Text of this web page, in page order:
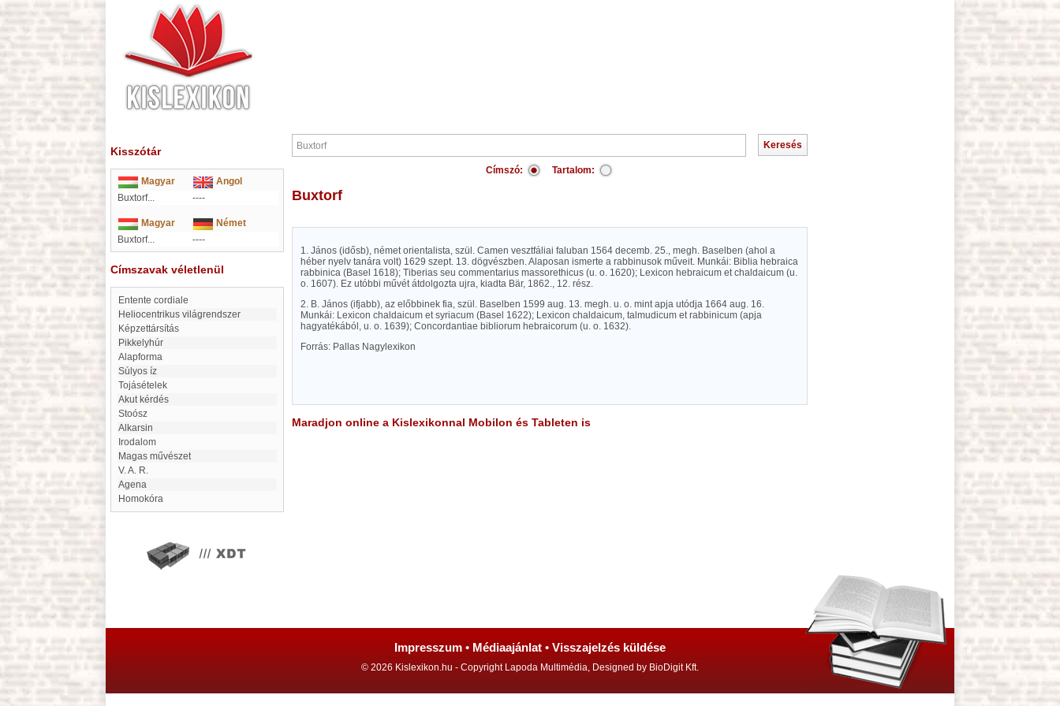
Kisszótár
Magyar
Angol
Buxtorf...
----
Magyar
Német
Buxtorf...
----
Címszavak véletlenül
entente cordiale
heliocentrikus világrendszer
képzettársítás
Pikkelyhúr
alapforma
súlyos íz
tojásételek
Akut kérdés
Stoósz
Alkarsin
irodalom
magas művészet
V. A. R.
Agena
Homokóra
Címszó: Tartalom:
Buxtorf
1. János (idősb), német orientalista, szül. Camen vesztfáliai faluban 1564 decemb. 25., megh. Baselben (ahol a
héber nyelv tanára volt) 1629 szept. 13. dögvészben. Alaposan ismerte a rabbinusok műveit. Munkái: Biblia hebraica
rabbinica (Basel 1618); Tiberias seu commentarius massorethicus (u. o. 1620); Lexicon hebraicum et chaldaicum (u.
o. 1607). Ez utóbbi művét átdolgozta ujra, kiadta Bär, 1862., 12. rész.
2. B. János (ifjabb), az előbbinek fia, szül. Baselben 1599 aug. 13. megh. u. o. mint apja utódja 1664 aug. 16.
Munkái: Lexicon chaldaicum et syriacum (Basel 1622); Lexicon chaldaicum, talmudicum et rabbinicum (apja
hagyatékából, u. o. 1639); Concordantiae bibliorum hebraicorum (u. o. 1632).
Forrás: Pallas Nagylexikon
Maradjon online a Kislexikonnal Mobilon és Tableten is
Impresszum • Médiaajánlat • Visszajelzés küldése
© 2026 Kislexikon.hu - Copyright Lapoda Multimédia, Designed by BioDigit Kft.